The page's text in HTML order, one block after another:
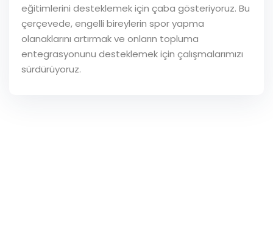
eğitimlerini desteklemek için çaba gösteriyoruz. Bu
çerçevede, engelli bireylerin spor yapma
olanaklarını artırmak ve onların topluma
entegrasyonunu desteklemek için çalışmalarımızı
sürdürüyoruz.